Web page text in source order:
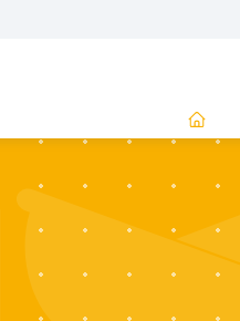
HOME